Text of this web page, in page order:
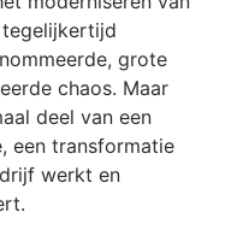
grote
chaos. Maar
deel van een
een transformatie
werkt en